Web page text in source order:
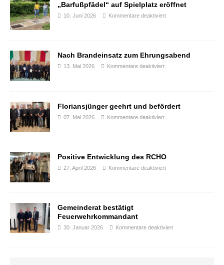
„Barfußpfädel“ auf Spielplatz eröffnet
10. Juni 2026 Kommentare deaktiviert
Nach Brandeinsatz zum Ehrungsabend
13. Mai 2026 Kommentare deaktiviert
Floriansjünger geehrt und befördert
07. Mai 2026 Kommentare deaktiviert
Positive Entwicklung des RCHO
27. April 2026 Kommentare deaktiviert
Gemeinderat bestätigt
Feuerwehrkommandant
30. Januar 2026 Kommentare deaktiviert